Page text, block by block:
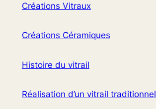
Créations Vitraux
Créations Céramiques
Histoire du vitrail
Réalisation d’un vitrail traditionnel